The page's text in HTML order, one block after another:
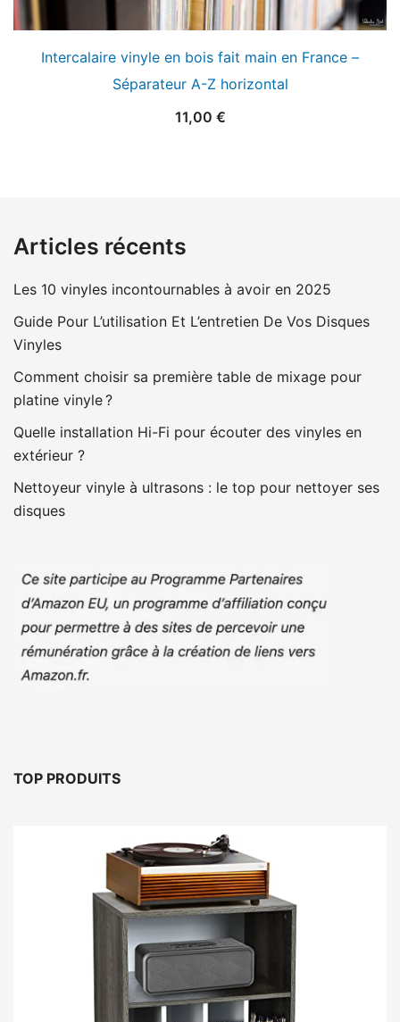
Intercalaire vinyle en bois fait main en France –
Séparateur A-Z horizontal
11,00 €
Articles récents
Les 10 vinyles incontournables à avoir en 2025
Guide Pour L’utilisation Et L’entretien De Vos Disques
Vinyles
Comment choisir sa première table de mixage pour
platine vinyle ?
Quelle installation Hi-Fi pour écouter des vinyles en
extérieur ?
Nettoyeur vinyle à ultrasons : le top pour nettoyer ses
disques
TOP PRODUITS